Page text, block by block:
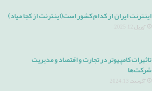
اینترنت ایران از کدام کشور است(اینترنت از کجا میاد)
آوریل 12, 2025
تاثیرات کامپیوتر در تجارت و اقتصاد و مدیریت
شرکت‌ها
آگوست 13, 2024